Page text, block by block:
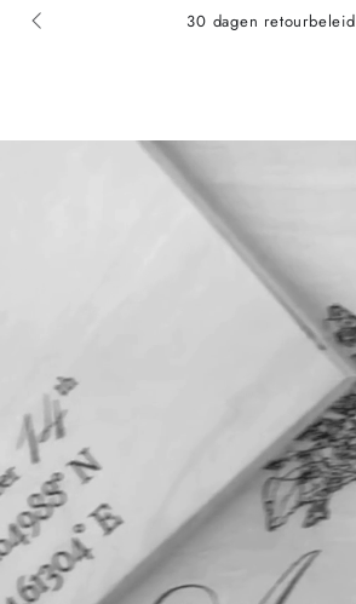
30 dagen retourbeleid